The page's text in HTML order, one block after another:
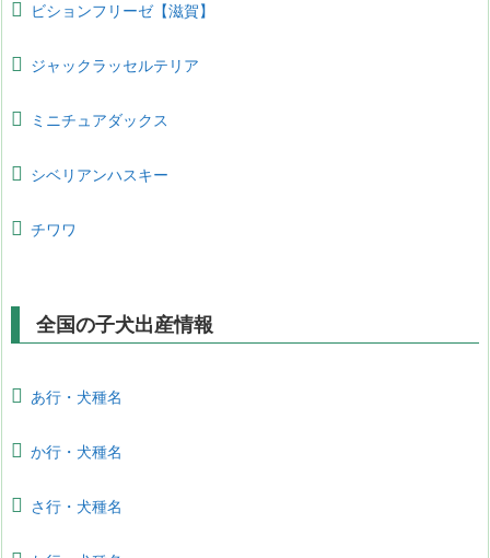
ビションフリーゼ【滋賀】
ジャックラッセルテリア
ミニチュアダックス
シベリアンハスキー
チワワ
全国の子犬出産情報
あ行・犬種名
か行・犬種名
さ行・犬種名